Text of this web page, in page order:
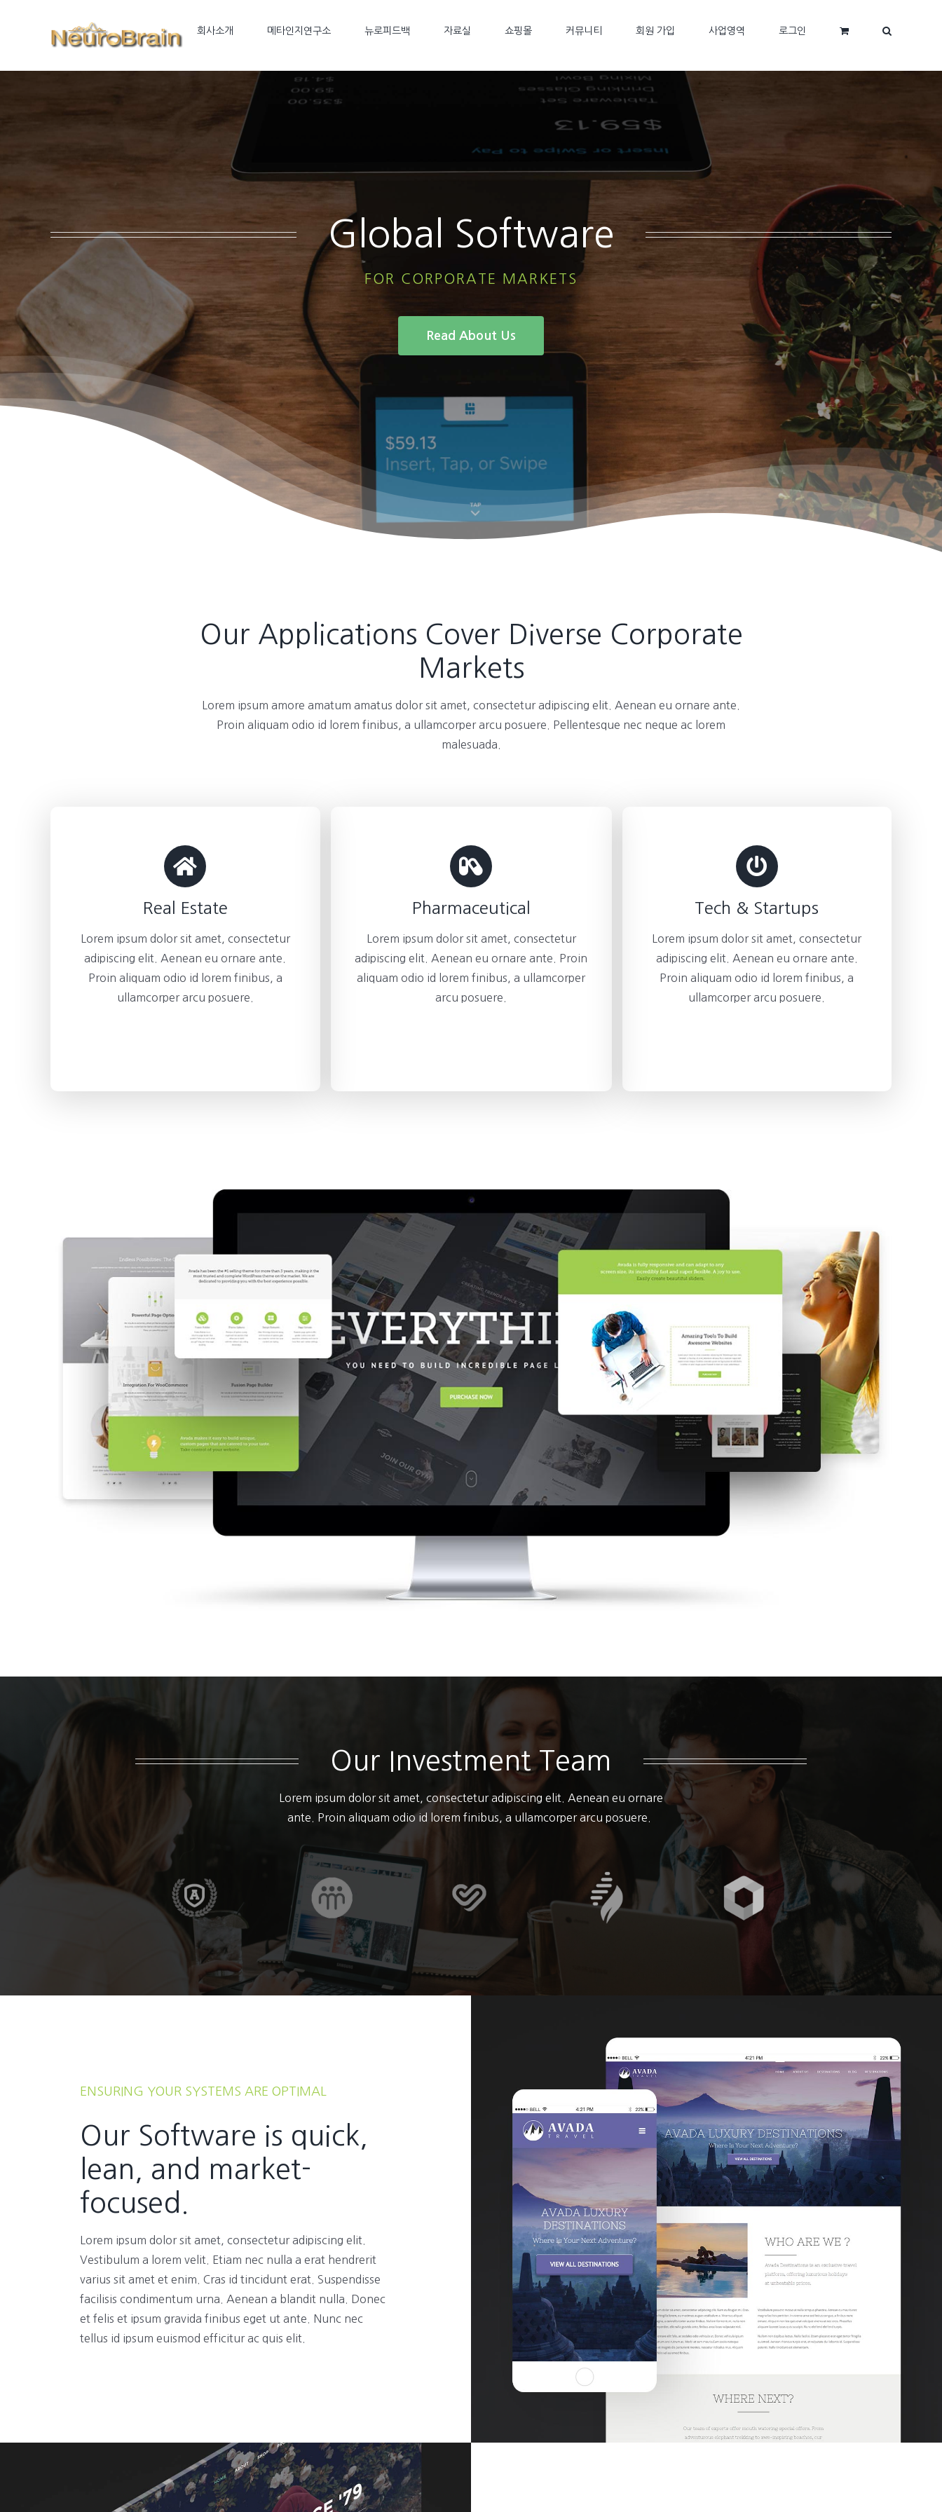
회사소개 메타인지연구소 뉴로피드백 자료실 쇼핑몰 커뮤니티 회원 가입 사업영역 로그인
Global Software
FOR CORPORATE MARKETS
Read About Us
Our Applications Cover Diverse Corporate
Markets
Lorem ipsum amore amatum amatus dolor sit amet, consectetur adipiscing elit. Aenean eu ornare ante.
Proin aliquam odio id lorem finibus, a ullamcorper arcu posuere. Pellentesque nec neque ac lorem
malesuada.
Real Estate
Lorem ipsum dolor sit amet, consectetur
adipiscing elit. Aenean eu ornare ante.
Proin aliquam odio id lorem finibus, a
ullamcorper arcu posuere.
Pharmaceutical
Lorem ipsum dolor sit amet, consectetur
adipiscing elit. Aenean eu ornare ante. Proin
aliquam odio id lorem finibus, a ullamcorper
arcu posuere.
Tech & Startups
Lorem ipsum dolor sit amet, consectetur
adipiscing elit. Aenean eu ornare ante.
Proin aliquam odio id lorem finibus, a
ullamcorper arcu posuere.
Our Investment Team
Lorem ipsum dolor sit amet, consectetur adipiscing elit. Aenean eu ornare
ante. Proin aliquam odio id lorem finibus, a ullamcorper arcu posuere.
ENSURING YOUR SYSTEMS ARE OPTIMAL
Our Software is quick,
lean, and market-
focused.
Lorem ipsum dolor sit amet, consectetur adipiscing elit.
Vestibulum a lorem velit. Etiam nec nulla a erat hendrerit
varius sit amet et enim. Cras id tincidunt erat. Suspendisse
facilisis condimentum urna. Aenean a blandit nulla. Donec
et felis et ipsum gravida finibus eget ut ante. Nunc nec
tellus id ipsum euismod efficitur ac quis elit.